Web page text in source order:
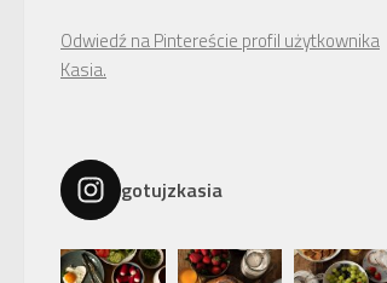
Odwiedź na Pintereście profil użytkownika
Kasia.
gotujzkasia